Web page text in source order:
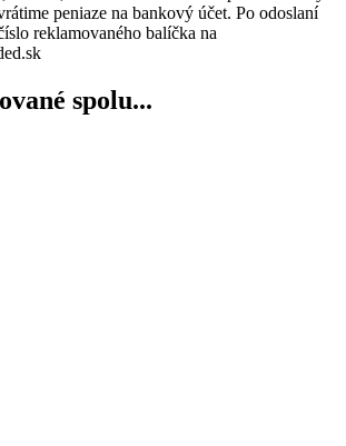
peniaze na bankový účet. Po odoslaní
reklamovaného balíčka na
spolu...